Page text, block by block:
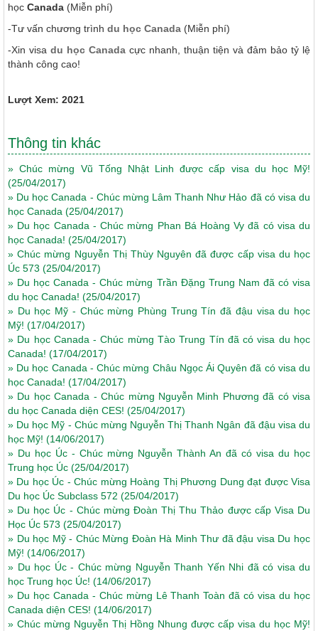
học Canada (Miễn phí)
-Tư vấn chương trình du học Canada (Miễn phí)
-Xin visa du học Canada cực nhanh, thuận tiện và đảm bảo tỷ lệ
thành công cao!
Lượt Xem: 2021
Thông tin khác
»Chúc mừng Vũ Tống Nhật Linh được cấp visa du học Mỹ!
(25/04/2017)
» Du học Canada - Chúc mừng Lâm Thanh Như Hảo đã có visa du
học Canada (25/04/2017)
» Du học Canada - Chúc mừng Phan Bá Hoàng Vy đã có visa du
học Canada! (25/04/2017)
»Chúc mừng Nguyễn Thị Thùy Nguyên đã được cấp visa du học
Úc 573 (25/04/2017)
» Du học Canada - Chúc mừng Trần Đặng Trung Nam đã có visa
du học Canada! (25/04/2017)
» Du học Mỹ - Chúc mừng Phùng Trung Tín đã đậu visa du học
Mỹ! (17/04/2017)
» Du học Canada - Chúc mừng Tào Trung Tín đã có visa du học
Canada! (17/04/2017)
» Du học Canada - Chúc mừng Châu Ngọc Ái Quyên đã có visa du
học Canada! (17/04/2017)
» Du học Canada - Chúc mừng Nguyễn Minh Phương đã có visa
du học Canada diện CES! (25/04/2017)
» Du học Mỹ - Chúc mừng Nguyễn Thị Thanh Ngân đã đậu visa du
học Mỹ! (14/06/2017)
» Du học Úc - Chúc mừng Nguyễn Thành An đã có visa du học
Trung học Úc (25/04/2017)
» Du học Úc - Chúc mừng Hoàng Thị Phương Dung đạt được Visa
Du học Úc Subclass 572 (25/04/2017)
» Du học Úc - Chúc mừng Đoàn Thị Thu Thảo được cấp Visa Du
Học Úc 573 (25/04/2017)
» Du học Mỹ - Chúc Mừng Đoàn Hà Minh Thư đã đậu visa Du học
Mỹ! (14/06/2017)
» Du học Úc - Chúc mừng Nguyễn Thanh Yến Nhi đã có visa du
học Trung học Úc! (14/06/2017)
» Du học Canada - Chúc mừng Lê Thanh Toàn đã có visa du học
Canada diện CES! (14/06/2017)
» Chúc mừng Nguyễn Thị Hồng Nhung được cấp visa du học Mỹ!